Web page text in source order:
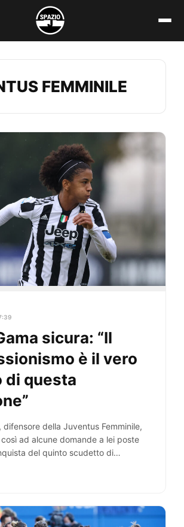
FEMMINILE
sicura: “Il
è il vero
di questa
difensore della Juventus Femminile,
ad alcune domande a lei poste
del quinto scudetto di…